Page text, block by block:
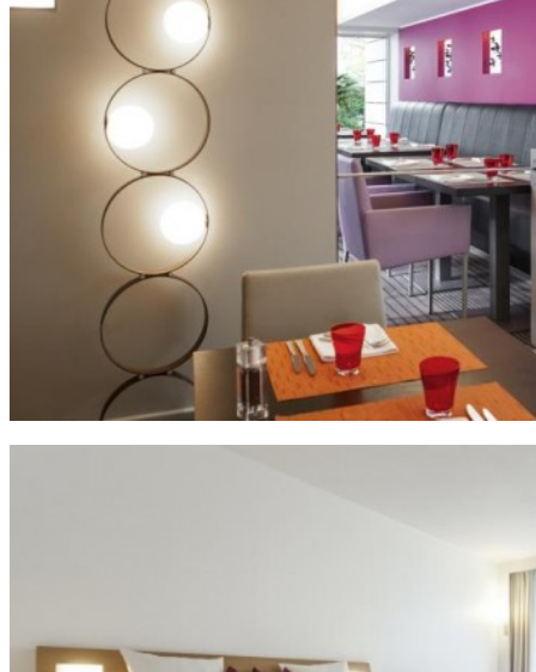
Не любите все ускладнювати?
Тоді підписуйтеся та дивуйтеся,
наскільки легко працювати
Електронна пошта*
Так, будь ласка, повідомляйте мене про новини, події та
пропозиції*